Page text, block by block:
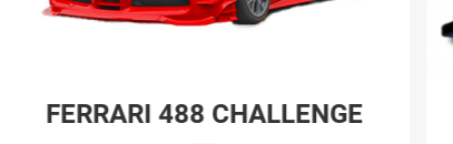
FERRARI 488 CHALLENGE